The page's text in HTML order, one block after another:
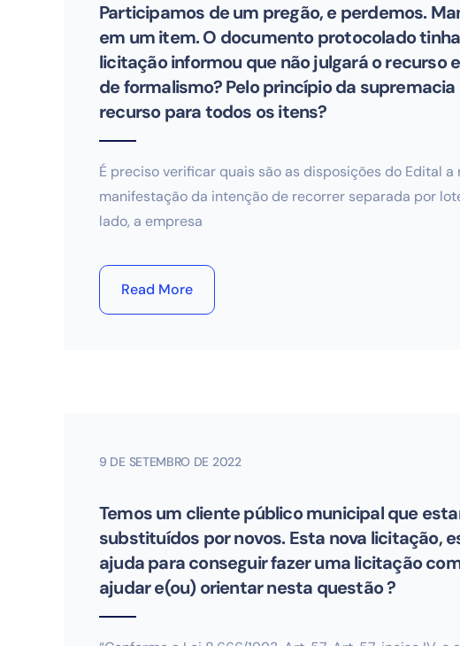
Participamos de um pregão, e perdemos.
em um item. O documento protocolado
licitação informou que não julgará o recurso
de formalismo? Pelo princípio da
recurso para todos os itens?
É preciso verificar quais são as disposições do Edital
manifestação da intenção de recorrer separada por
lado, a empresa
Read More
9 DE SETEMBRO DE 2022
Temos um cliente público municipal que
substituídos por novos. Esta nova licitação,
ajuda para conseguir fazer uma licitação
ajudar e(ou) orientar nesta questão ?